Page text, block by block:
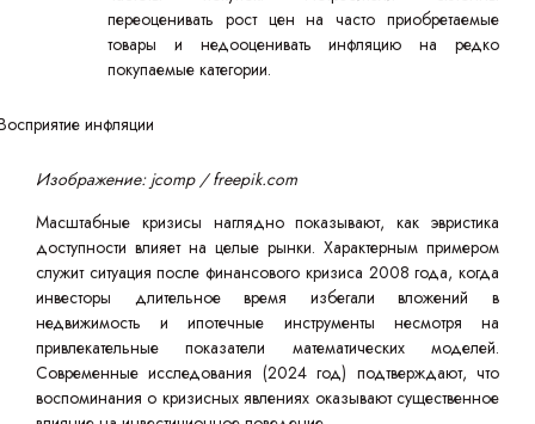
переоценивать рост цен на часто приобретаемые
товары и недооценивать инфляцию на редко
покупаемые категории.
Изображение: jcomp / freepik.com
Масштабные кризисы наглядно показывают, как эвристика
доступности влияет на целые рынки. Характерным примером
служит ситуация после финансового кризиса 2008 года, когда
инвесторы длительное время избегали вложений в
недвижимость и ипотечные инструменты несмотря на
привлекательные показатели математических моделей.
Современные исследования (2024 год) подтверждают, что
воспоминания о кризисных явлениях оказывают существенное